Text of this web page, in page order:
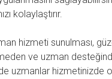
kolaylaştırır.
hizmeti sunulması,
ve uzman
uzmanlar hizmetinizde